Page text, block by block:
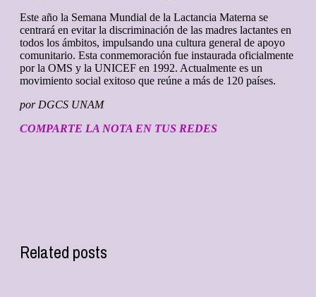
Este año la Semana Mundial de la Lactancia Materna se
centrará en evitar la discriminación de las madres lactantes en
todos los ámbitos, impulsando una cultura general de apoyo
comunitario. Esta conmemoración fue instaurada oficialmente
por la OMS y la UNICEF en 1992. Actualmente es un
movimiento social exitoso que reúne a más de 120 países.
por DGCS UNAM
COMPARTE LA NOTA EN TUS REDES
Related posts